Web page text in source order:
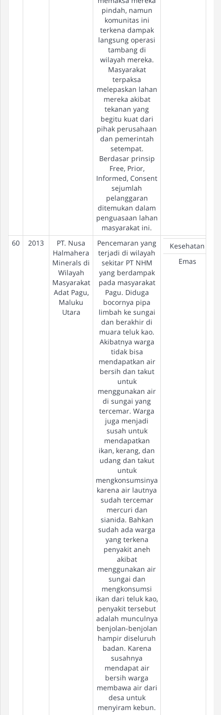
pindah, namun
komunitas ini
terkena dampak
langsung operasi
tambang di
wilayah mereka.
Masyarakat
terpaksa
melepaskan lahan
mereka akibat
tekanan yang
begitu kuat dari
pihak perusahaan
dan pemerintah
setempat.
Berdasar prinsip
Free, Prior,
Informed, Consent
sejumlah
pelanggaran
ditemukan dalam
penguasaan lahan
masyarakat ini.
60 2013
PT. Nusa
Halmahera
Minerals di
Wilayah
Masyarakat
Adat Pagu,
Maluku
Utara
Pencemaran yang
terjadi di wilayah
sekitar PT NHM
yang berdampak
pada masyarakat
Pagu. Diduga
bocornya pipa
limbah ke sungai
dan berakhir di
muara teluk kao.
Akibatnya warga
tidak bisa
mendapatkan air
bersih dan takut
untuk
menggunakan air
di sungai yang
tercemar. Warga
juga menjadi
susah untuk
mendapatkan
ikan, kerang, dan
udang dan takut
untuk
mengkonsumsinya
karena air lautnya
sudah tercemar
mercuri dan
sianida. Bahkan
sudah ada warga
yang terkena
penyakit aneh
akibat
menggunakan air
sungai dan
mengkonsumsi
ikan dari teluk kao,
penyakit tersebut
adalah munculnya
benjolan-benjolan
hampir diseluruh
badan. Karena
susahnya
mendapat air
bersih warga
membawa air dari
desa untuk
menyiram kebun.
Kesehatan
Emas